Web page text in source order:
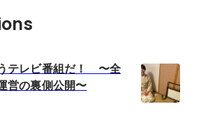
テレビ番組だ！ 〜全
営の裏側公開〜